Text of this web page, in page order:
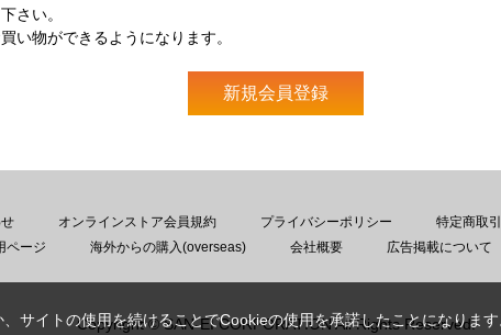
さい。
い物ができるようになります。
オンラインストア会員規約 プライバシーポリシー
特定商取
ページ
海外からの購入(overseas) 会社概要 広告掲載について
Copyright © SAN-EI CORPORATION All Rights Reserved.
サイトの使用を続けることでCookieの使用を承諾したことになります